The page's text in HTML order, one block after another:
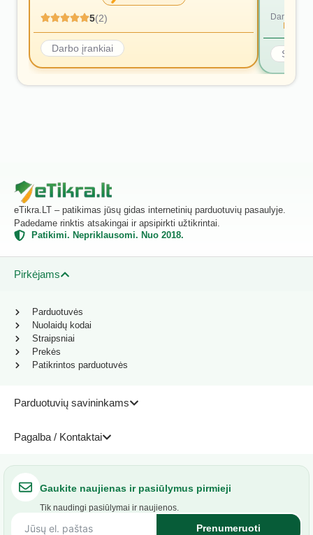
5(2)
Darbo įrankiai
Dar nėra
eTikra.LT – patikimas jūsų gidas internetinių parduotuvių pasaulyje.
Padedame rinktis atsakingai ir apsipirkti užtikrintai.
Patikimi. Nepriklausomi. Nuo 2018.
Pirkėjams
Parduotuvių savininkams
Pagalba / Kontaktai
Parduotuvės
Nuolaidų kodai
Straipsniai
Prekės
Patikrintos parduotuvės
Gaukite naujienas ir pasiūlymus pirmieji
Tik naudingi pasiūlymai ir naujienos.
Prenumeruoti